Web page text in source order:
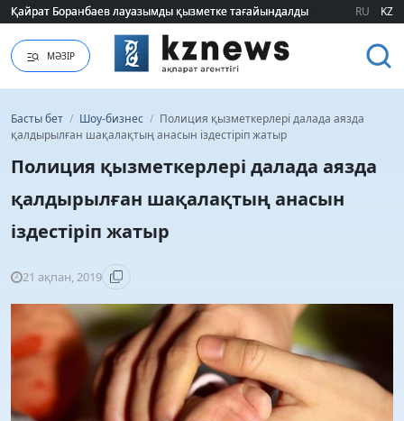
Қайрат Боранбаев лауазымды қызметке тағайындалды
Қайрат Боранбаев лауазымды қызметке тағайындалды RU KZ
МӘЗІР
Басты бет / Шоу-бизнес / Полиция қызметкерлері далада аязда
қалдырылған шақалақтың анасын іздестіріп жатыр
Полиция қызметкерлері далада аязда
қалдырылған шақалақтың анасын
іздестіріп жатыр
21 ақпан, 2019